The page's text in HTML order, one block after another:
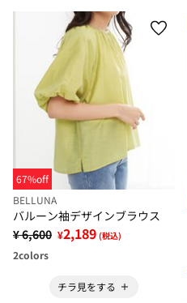
67%off
BELLUNA
バルーン袖デザインブラウス
¥ 6,600 ¥2,189 (税込)
2colors
チラ見をする